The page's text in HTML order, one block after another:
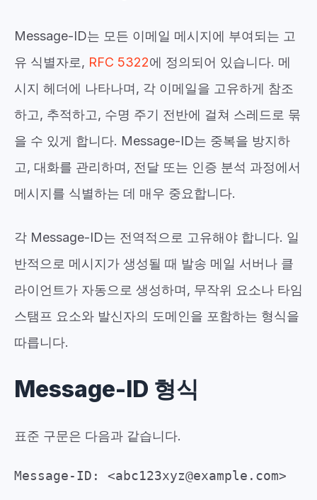
Message-ID는 모든 이메일 메시지에 부여되는 고
유 식별자로, RFC 5322에 정의되어 있습니다. 메
시지 헤더에 나타나며, 각 이메일을 고유하게 참조
하고, 추적하고, 수명 주기 전반에 걸쳐 스레드로 묶
을 수 있게 합니다. Message-ID는 중복을 방지하
고, 대화를 관리하며, 전달 또는 인증 분석 과정에서
메시지를 식별하는 데 매우 중요합니다.
각 Message-ID는 전역적으로 고유해야 합니다. 일
반적으로 메시지가 생성될 때 발송 메일 서버나 클
라이언트가 자동으로 생성하며, 무작위 요소나 타임
스탬프 요소와 발신자의 도메인을 포함하는 형식을
따릅니다.
Message-ID 형식
표준 구문은 다음과 같습니다.
Message-ID: <abc123xyz@example.com>